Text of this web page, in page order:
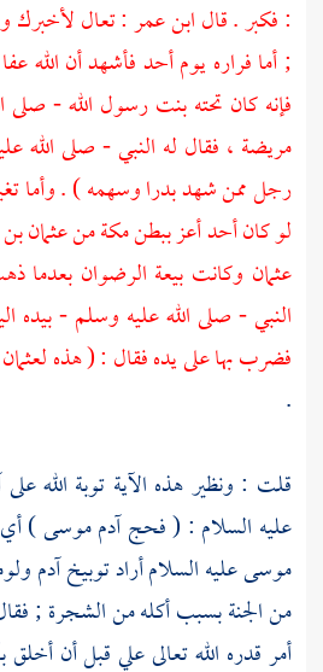
: فكبر . قالابن عمر: تعال لأخبرك
; أما فراره يومأحدفأشهد أن الله
فإنه كان تحته بنت رسول الله -
مريضة ، فقال له النبي - صلى
رجل ممن شهدبدراوسهمه ) . وأما
لو كان أحد أعز ببطنمكةمنعثمان
عثمان وكانت بيعة الرضوان بعدما
النبي - صلى الله عليه وسلم - بيده
فضرب بها على يده فقال : ( هذه
.
قلت : ونظير هذه الآية توبة الله على
عليه السلام : ( فحجآدمموسى)
موسىعليه السلام أراد توبيخآدم
من الجنة بسبب أكله من الشجرة ;
أمر قدره الله تعالى علي قبل أن